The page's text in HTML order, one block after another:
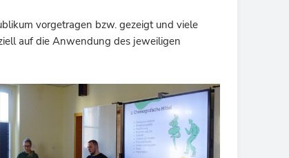
vorgetragen bzw. gezeigt und viele
auf die Anwendung des jeweiligen